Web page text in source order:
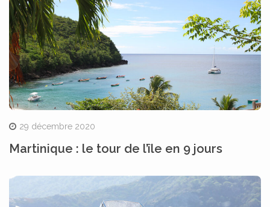
29 décembre 2020
Martinique : le tour de l’île en 9 jours